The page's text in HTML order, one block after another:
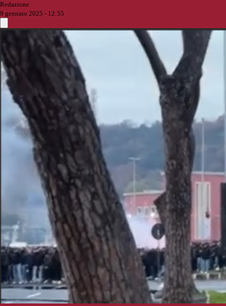
Redazione
9 gennaio 2025 - 12:55